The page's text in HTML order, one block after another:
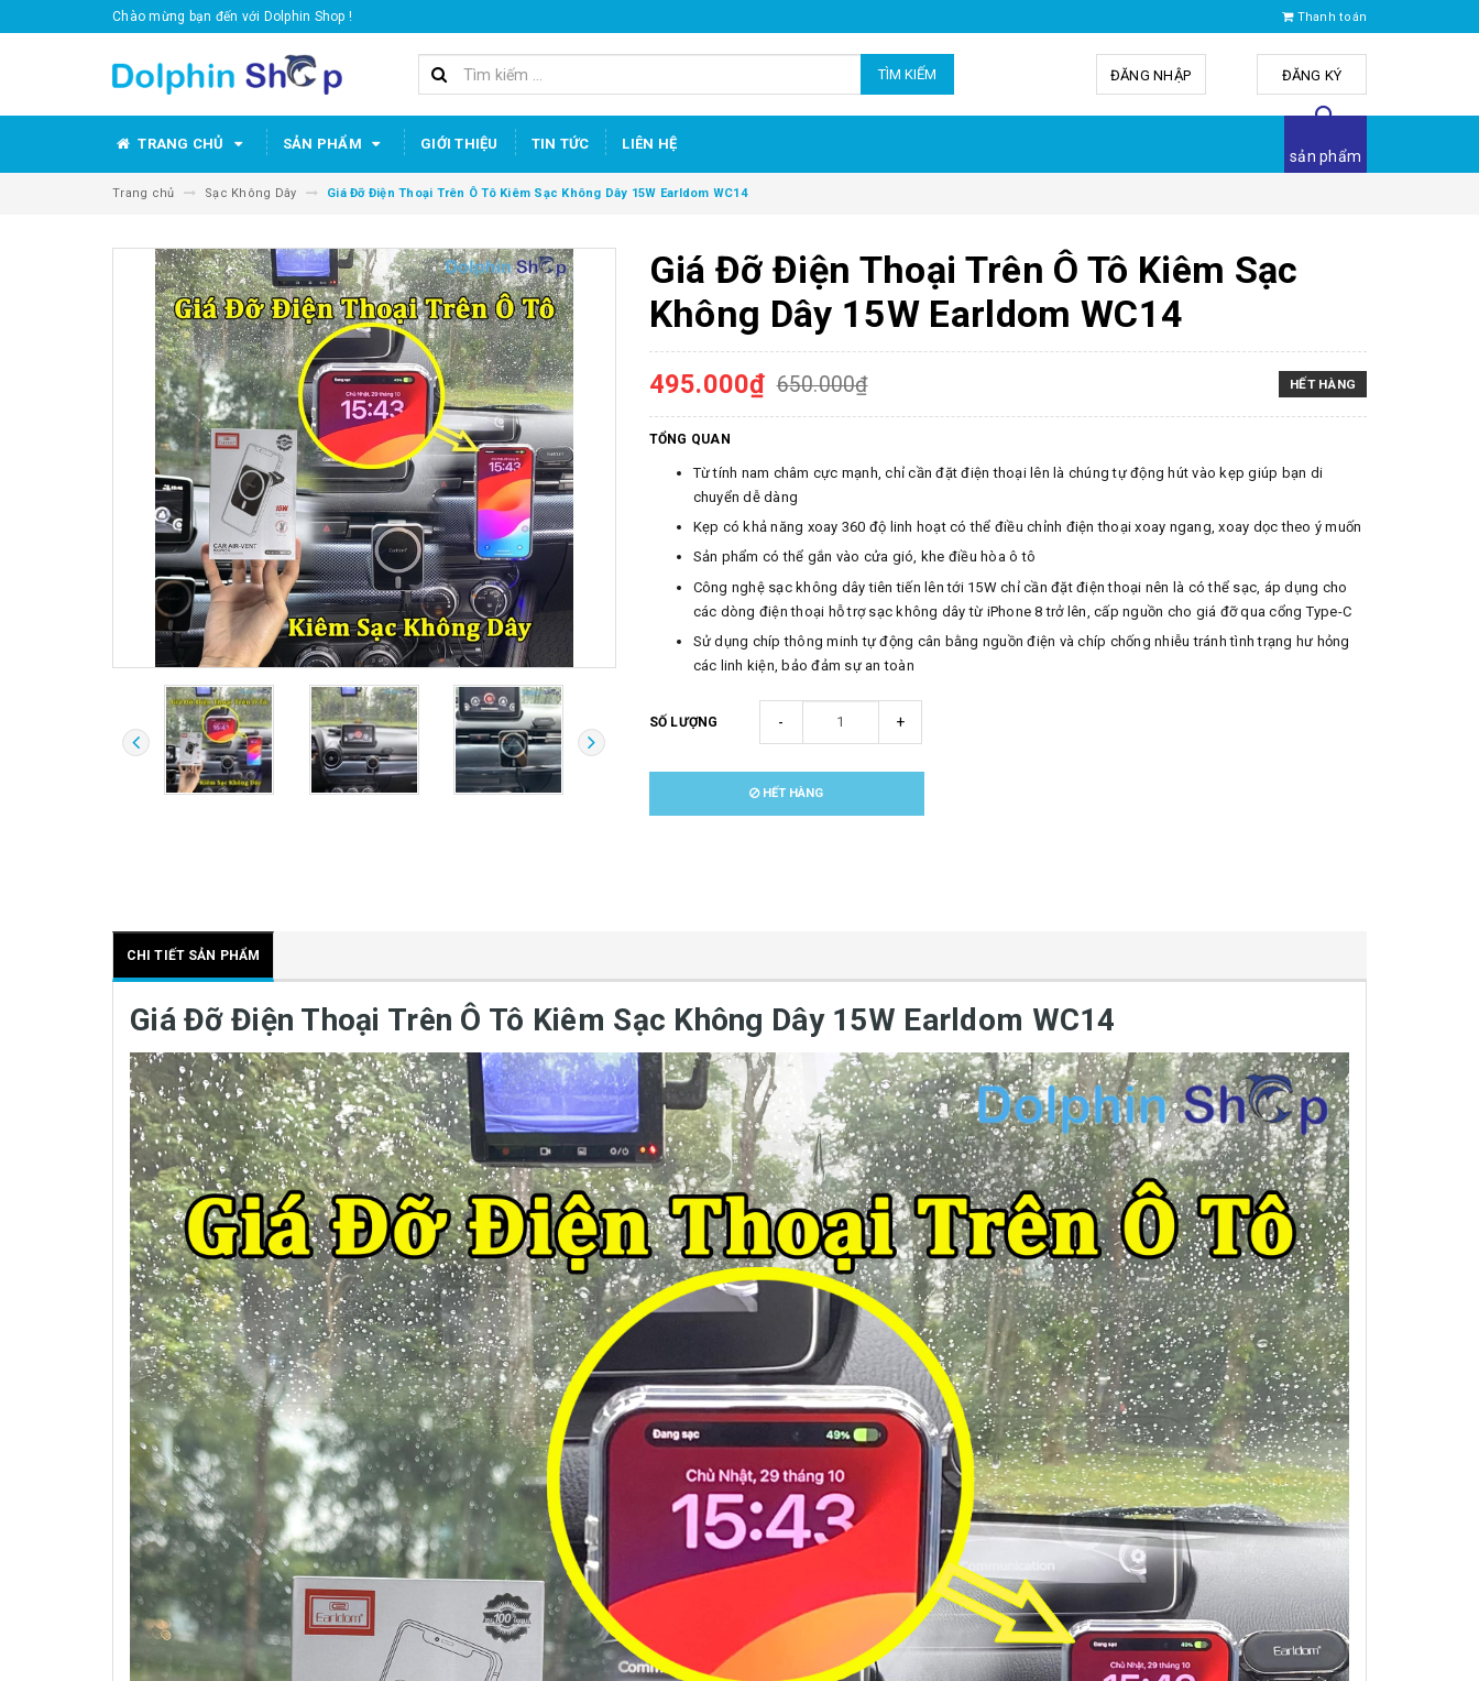
Chào mừng bạn đến với Dolphin Shop ! Thanh toán
TÌM KIẾM ĐĂNG NHẬP ĐĂNG KÝ
TRANG CHỦ SẢN PHẨM GIỚI THIỆU TIN TỨC LIÊN HỆ
sản phẩm
Trang chủ Sạc Không Dây Giá Đỡ Điện Thoại Trên Ô Tô Kiêm Sạc Không Dây 15W Earldom WC14
Giá Đỡ Điện Thoại Trên Ô Tô Kiêm Sạc
Không Dây 15W Earldom WC14
495.000₫ 650.000₫ HẾT HÀNG
TỔNG QUAN
Từ tính nam châm cực mạnh, chỉ cần đặt điện thoại lên là chúng tự động hút vào kẹp giúp bạn di
chuyển dễ dàng
Kẹp có khả năng xoay 360 độ linh hoạt có thể điều chỉnh điện thoại xoay ngang, xoay dọc theo ý muốn
Sản phẩm có thể gắn vào cửa gió, khe điều hòa ô tô
Công nghệ sạc không dây tiên tiến lên tới 15W chỉ cần đặt điện thoại nên là có thể sạc, áp dụng cho
các dòng điện thoại hỗ trợ sạc không dây từ iPhone 8 trở lên, cấp nguồn cho giá đỡ qua cổng Type-C
Sử dụng chíp thông minh tự động cân bằng nguồn điện và chíp chống nhiễu tránh tình trạng hư hỏng
các linh kiện, bảo đảm sự an toàn
SỐ LƯỢNG - +
HẾT HÀNG
CHI TIẾT SẢN PHẨM
Giá Đỡ Điện Thoại Trên Ô Tô Kiêm Sạc Không Dây 15W Earldom WC14